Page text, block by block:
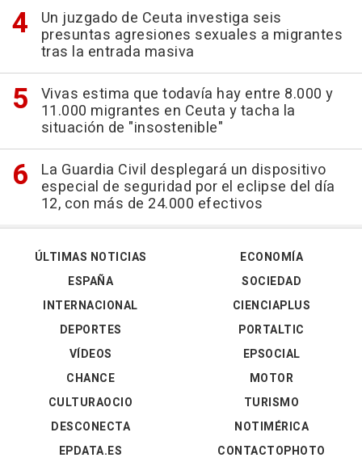
Un juzgado de Ceuta investiga seis
presuntas agresiones sexuales a migrantes
tras la entrada masiva
Vivas estima que todavía hay entre 8.000 y
11.000 migrantes en Ceuta y tacha la
situación de "insostenible"
La Guardia Civil desplegará un dispositivo
especial de seguridad por el eclipse del día
12, con más de 24.000 efectivos
ÚLTIMAS NOTICIAS
ESPAÑA
INTERNACIONAL
DEPORTES
VÍDEOS
ECONOMÍA
SOCIEDAD
CIENCIAPLUS
PORTALTIC
EPSOCIAL
CHANCE
CULTURAOCIO
DESCONECTA
EPDATA.ES
MOTOR
TURISMO
NOTIMÉRICA
CONTACTOPHOTO